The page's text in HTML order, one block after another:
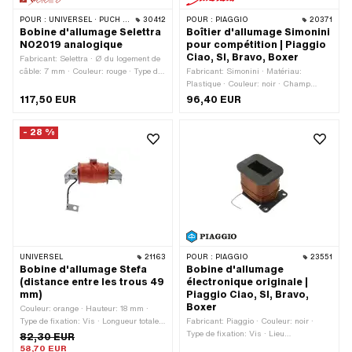
POUR : UNIVERSEL · PUCH · SACHS · ZÜNDAPP BELMONDO 30412
Bobine d'allumage Selettra
NO2019 analogique
Fabricant: Selettra · Ø du logement de
câble: 7 mm · Couleur: rouge · Type de
mm · Lieu d'utilisation: Externe (en
dehors de l’allumage) · Nombre de
d'application: Performance
117,50 EUR
POUR : PIAGGIO 20371
Boîtier d'allumage Simonini
pour compétition | Piaggio
Ciao, SI, Bravo, Boxer
Fabricant: Simonini · Matériau:
Plastique · Couleur: noir · Champ
d'application: Haut de gamme
96,40 EUR
- 28 %
UNIVERSEL 21163
Bobine d'allumage Stefa
(distance entre les trous 49
mm)
Couleur: orange · Hauteur: 18 mm ·
Type de fixation: Vis · Longueur totale:
73 mm · Lieu d'utilisation: Interne
(dans l'allumage) · Nombre de points
82,30 EUR
58,70 EUR
POUR : PIAGGIO 23551
Bobine d'allumage
électronique originale |
Piaggio Ciao, SI, Bravo,
Boxer
Fabricant: Piaggio · Couleur: noir ·
Type de fixation: Vis · Lieu